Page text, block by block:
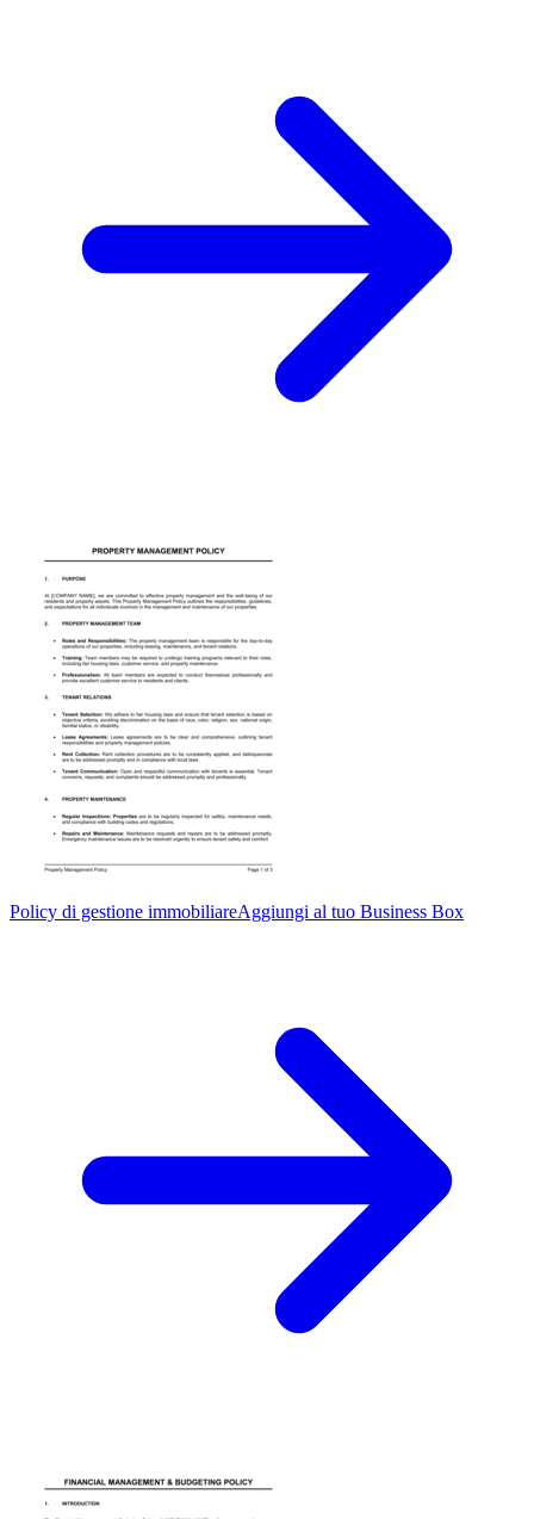
Policy di gestione immobiliareAggiungi al tuo Business Box